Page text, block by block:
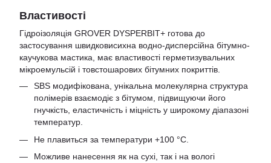
Властивості
Гідроізоляція GROVER DYSPERBIT+ готова до
застосування швидковисихна водно-дисперсійна бітумно-
каучукова мастика, має властивості герметизувальних
мікроемульсій і товстошарових бітумних покриттів.
SBS модифікована, унікальна молекулярна структура
полімерів взаємодіє з бітумом, підвищуючи його
гнучкість, еластичність і міцність у широкому діапазоні
температур.
Не плавиться за температури +100 °С.
Можливе нанесення як на сухі, так і на вологі